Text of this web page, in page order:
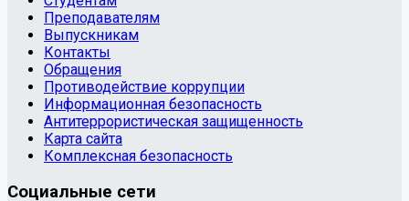
Преподавателям
Выпускникам
Контакты
Обращения
Противодействие коррупции
Информационная безопасность
Антитеррористическая защищенность
Карта сайта
Комплексная безопасность
Социальные сети